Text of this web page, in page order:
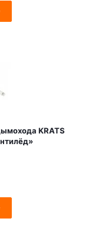
KRATS